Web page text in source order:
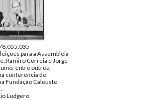
para a Assembleia
Ramiro Correia e Jorge
entre outros,
conferência de
Fundação Calouste
Ludgero